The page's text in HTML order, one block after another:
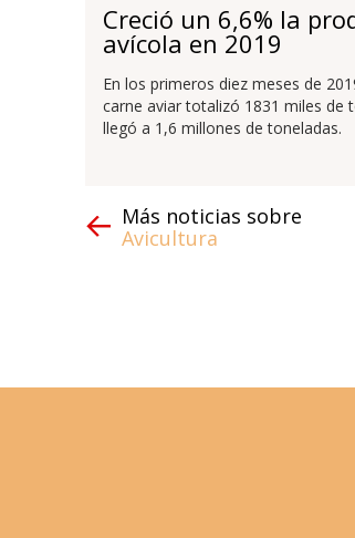
Creció un 6,6% la
avícola en 2019
En los primeros diez meses de
carne aviar totalizó 1831 miles de
llegó a 1,6 millones de toneladas.
Más noticias sobre
Avicultura